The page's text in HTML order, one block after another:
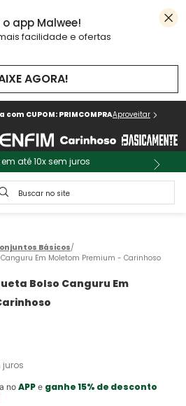
app Malwee!
facilidade e ofertas
AGORA!
CUPOM: PRIMCOMPRAAproveitar
até 10x sem juros
no site
Básicos
Em Moletom Premium - Carinhoso
Bolso Canguru Em
juros
no APPe ganhe 15% de desconto